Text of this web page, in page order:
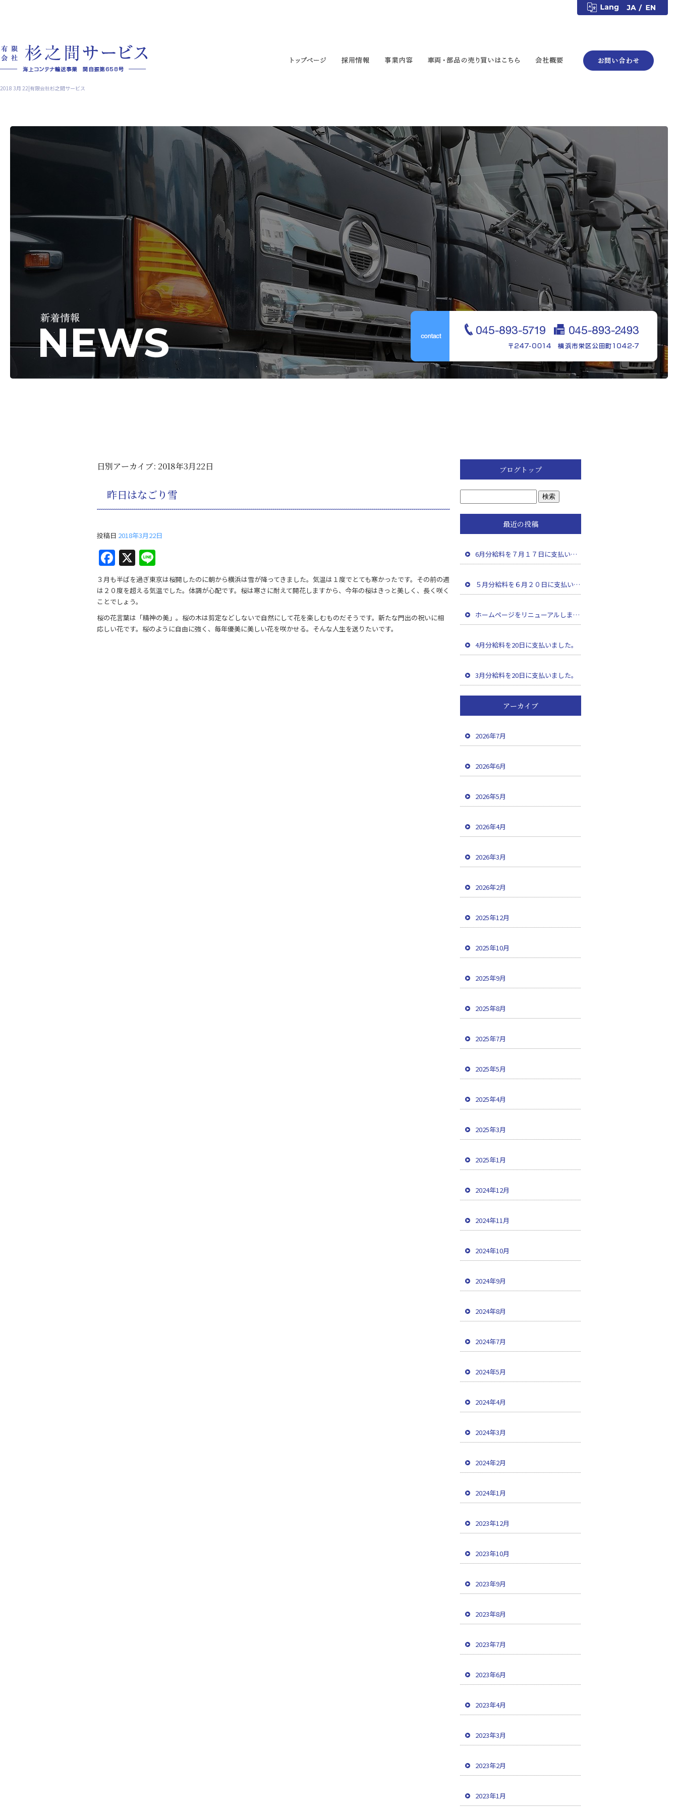
2018 3月 22|有限会社杉之間サービス
日別アーカイブ: 2018年3月22日
昨日はなごり雪
投稿日 2018年3月22日
F
a
c
e
b
o
X
n
e
３月も半ばを過ぎ東京は桜開したのに朝から横浜は雪が降ってきました。気温は１度でとても寒かったです。その前の週
は２０度を超える気温でした。体調が心配です。桜は寒さに耐えて開花しますから、今年の桜はきっと美しく、長く咲く
ことでしょう。
桜の花言葉は「精神の美」。桜の木は剪定などしないで自然にして花を楽しむものだそうです。新たな門出の祝いに相
応しい花です。桜のように自由に強く、毎年優美に美しい花を咲かせる。そんな人生を送りたいです。
ブログトップ
最近の投稿
6月分給料を７月１７日に支払いました。
５月分給料を６月２０日に支払いました。
ホームページをリニューアルしました。
4月分給料を20日に支払いました。
3月分給料を20日に支払いました。
アーカイブ
2026年7月
2026年6月
2026年5月
2026年4月
2026年3月
2026年2月
2025年12月
2025年10月
2025年9月
2025年8月
2025年7月
2025年5月
2025年4月
2025年3月
2025年1月
2024年12月
2024年11月
2024年10月
2024年9月
2024年8月
2024年7月
2024年5月
2024年4月
2024年3月
2024年2月
2024年1月
2023年12月
2023年10月
2023年9月
2023年8月
2023年7月
2023年6月
2023年4月
2023年3月
2023年2月
2023年1月